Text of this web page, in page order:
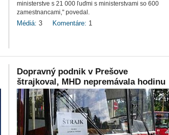
ministerstve s 21 000 ľuďmi s ministerstvami so 600
zamestnancami," povedal.
Médiá: 3 Komentáre: 1
Dopravný podnik v Prešove
štrajkoval, MHD nepremávala hodinu